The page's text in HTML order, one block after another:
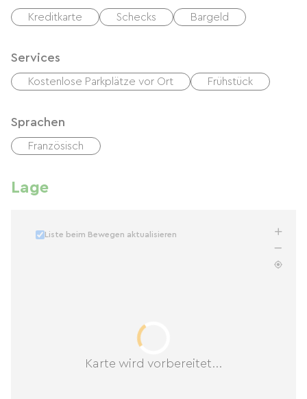
Kreditkarte Schecks Bargeld
Services
Kostenlose Parkplätze vor Ort Frühstück
Sprachen
Französisch
Lage
Karte wird vorbereitet...
Liste beim Bewegen aktualisieren